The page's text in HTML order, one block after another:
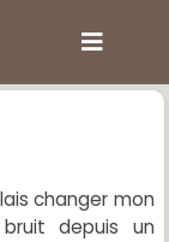
changer mon
depuis un